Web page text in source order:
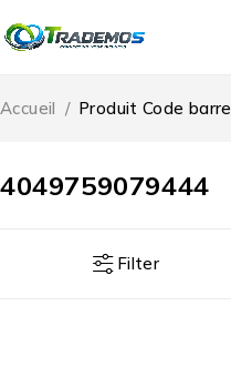
4049759079444
Accueil / Produit Code barre
Filter